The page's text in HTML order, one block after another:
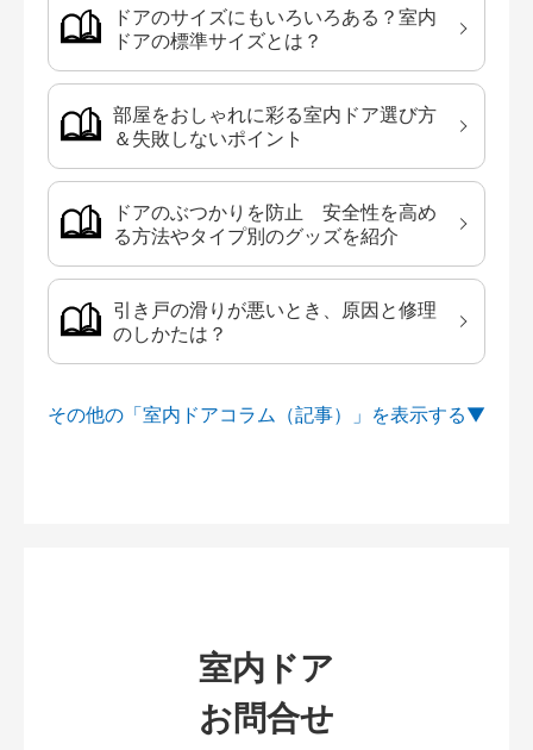
ドアのサイズにもいろいろある？室内
ドアの標準サイズとは？
部屋をおしゃれに彩る室内ドア選び方
＆失敗しないポイント
ドアのぶつかりを防止 安全性を高め
る方法やタイプ別のグッズを紹介
引き戸の滑りが悪いとき、原因と修理
のしかたは？
その他の「室内ドアコラム（記事）」を
室内ドア
お問合せ